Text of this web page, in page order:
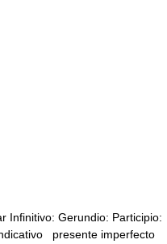
Gerundio: Participio:
presente imperfecto